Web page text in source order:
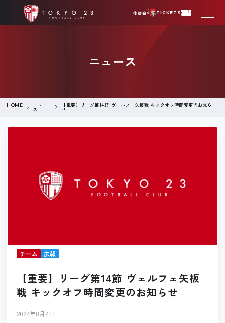
後援会 TICKETS
ニュース
HOME ニュー
ス
【重要】リーグ第14節 ヴェルフェ矢板戦 キックオフ時間変更のお知ら
せ
チーム 広報
【重要】リーグ第14節 ヴェルフェ矢板
戦 キックオフ時間変更のお知らせ
2024年8月4日